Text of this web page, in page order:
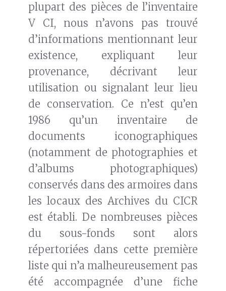
plupart des pièces de l’inventaire
V CI, nous n’avons pas trouvé
d’informations mentionnant leur
existence, expliquant leur
provenance, décrivant leur
utilisation ou signalant leur lieu
de conservation. Ce n’est qu’en
1986 qu’un inventaire de
documents iconographiques
(notamment de photographies et
d’albums photographiques)
conservés dans des armoires dans
les locaux des Archives du CICR
est établi. De nombreuses pièces
du sous-fonds sont alors
répertoriées dans cette première
liste qui n’a malheureusement pas
été accompagnée d’une fiche